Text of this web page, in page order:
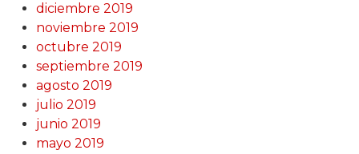
diciembre 2019
noviembre 2019
octubre 2019
septiembre 2019
agosto 2019
julio 2019
junio 2019
mayo 2019